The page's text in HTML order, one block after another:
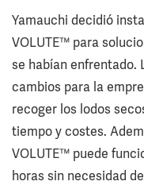
Yamauchi decidió
VOLUTE™ para
se habían enfrentado.
cambios para la
recoger los lodos
tiempo y costes.
VOLUTE™ puede
horas sin necesidad